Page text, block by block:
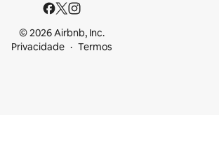
© 2026 Airbnb, Inc.
Privacidade
Termos